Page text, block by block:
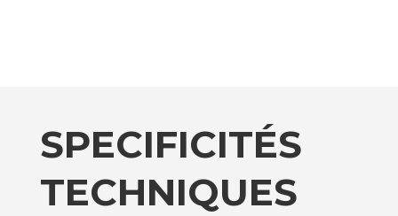
SPECIFICITÉS
TECHNIQUES